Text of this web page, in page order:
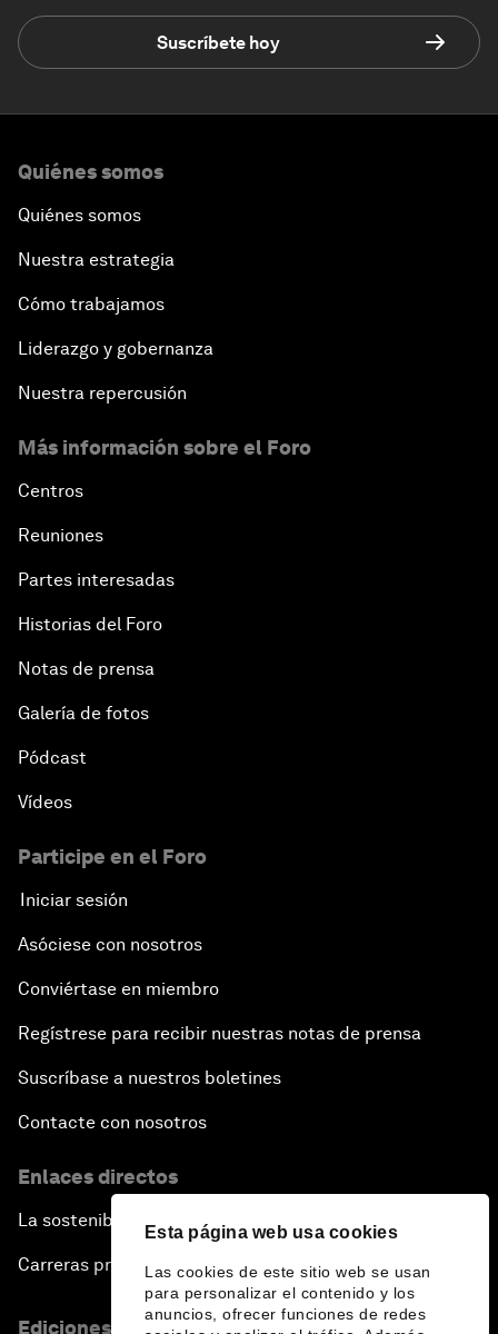
Esta página web usa cookies
Las cookies de este sitio web se usan
para personalizar el contenido y los
anuncios, ofrecer funciones de redes
Suscríbete hoy
Quiénes somos
Quiénes somos
Nuestra estrategia
Cómo trabajamos
Liderazgo y gobernanza
Nuestra repercusión
Más información sobre el Foro
Centros
Reuniones
Partes interesadas
Historias del Foro
Notas de prensa
Galería de fotos
Pódcast
Vídeos
Participe en el Foro
Iniciar sesión
Asóciese con nosotros
Conviértase en miembro
Regístrese para recibir nuestras notas de prensa
Suscríbase a nuestros boletines
Contacte con nosotros
Enlaces directos
La sostenibilidad en el Foro
Carreras profesionales
Ediciones en otros idiomas